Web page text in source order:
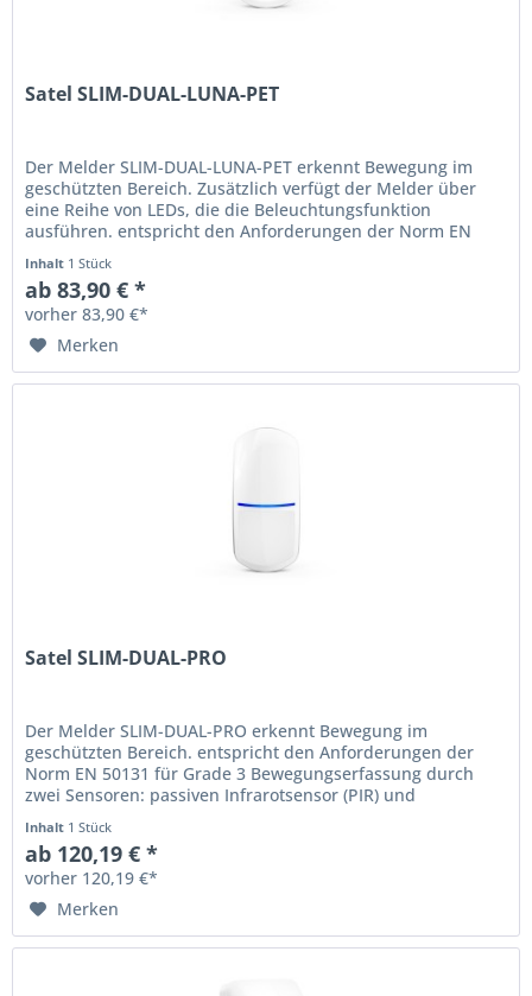
Satel SLIM-DUAL-LUNA-PET
Der Melder SLIM-DUAL-LUNA-PET erkennt Bewegung im
geschützten Bereich. Zusätzlich verfügt der Melder über
eine Reihe von LEDs, die die Beleuchtungsfunktion
ausführen. entspricht den Anforderungen der Norm EN
Inhalt 1 Stück
ab 83,90 € *
vorher 83,90 €*
Merken
Satel SLIM-DUAL-PRO
Der Melder SLIM-DUAL-PRO erkennt Bewegung im
geschützten Bereich. entspricht den Anforderungen der
Norm EN 50131 für Grade 3 Bewegungserfassung durch
zwei Sensoren: passiven Infrarotsensor (PIR) und
Inhalt 1 Stück
ab 120,19 € *
vorher 120,19 €*
Merken